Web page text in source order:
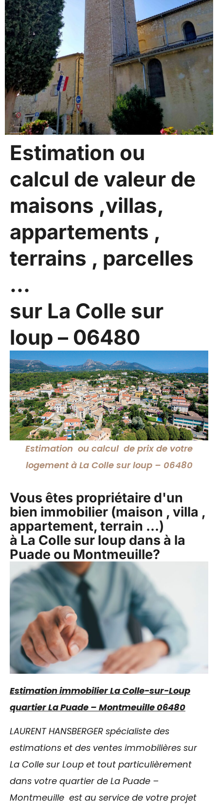
Estimation ou
calcul de valeur de
maisons ,villas,
appartements ,
terrains , parcelles
...
sur La Colle sur
loup – 06480
Estimation ou calcul de prix de votre
logement à La Colle sur loup – 06480
Vous êtes propriétaire d'un
bien immobilier (maison , villa ,
appartement, terrain ...)
à La Colle sur loup dans à la
Puade ou Montmeuille?
Estimation immobilier La Colle-sur-Loup
quartier La Puade – Montmeuille 06480
LAURENT HANSBERGER spécialiste des
estimations et des ventes immobilières sur
La Colle sur Loup et tout particulièrement
dans votre quartier de La Puade –
Montmeuille est au service de votre projet